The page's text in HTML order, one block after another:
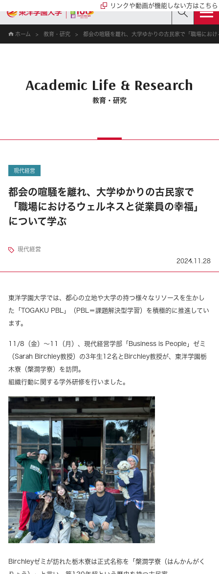
ホーム 教育・研究 都会の喧騒を離れ、大学ゆかりの古民家で「職場にお
Academic Life & Research
教育・研究
リンクや動画が機能しない方はこちら
現代経営
都会の喧騒を離れ、大学ゆかりの古民家で
「職場におけるウェルネスと従業員の幸福」
について学ぶ
現代経営
2024.11.28
東洋学園大学では、都心の立地や大学の持つ様々なリソースを生かし
た「TOGAKU PBL」（PBL＝課題解決型学習）を積極的に推進してい
ます。
11/8（金）～11（月）、現代経営学部「Business is People」ゼミ
（Sarah Birchley教授）の3年生12名とBirchley教授が、東洋学園栃
木寮（槃澗学寮）を訪問。
組織行動に関する学外研修を行いました。
Birchleyゼミが訪れた栃木寮は正式名称を「槃澗学寮（はんかんがく